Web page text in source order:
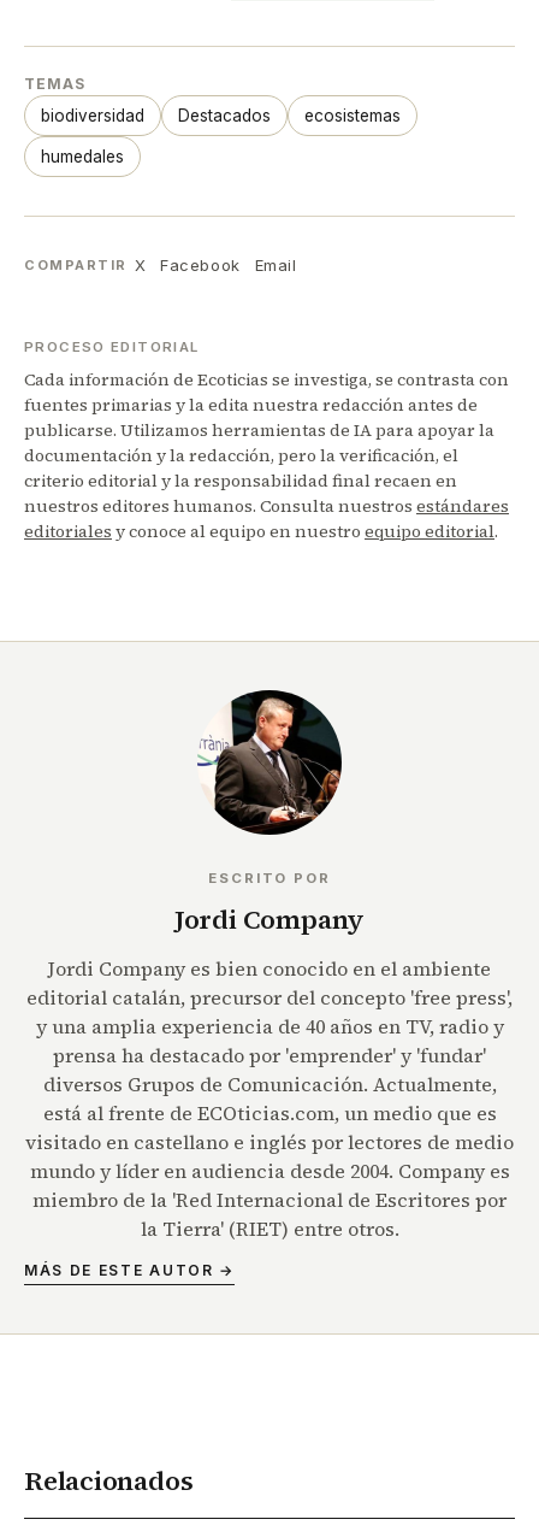
TEMAS
biodiversidad Destacados ecosistemas
humedales
COMPARTIR X Facebook Email
PROCESO EDITORIAL
Cada información de Ecoticias se investiga, se contrasta con
fuentes primarias y la edita nuestra redacción antes de
publicarse. Utilizamos herramientas de IA para apoyar la
documentación y la redacción, pero la verificación, el
criterio editorial y la responsabilidad final recaen en
nuestros editores humanos. Consulta nuestros estándares
editoriales y conoce al equipo en nuestro equipo editorial.
ESCRITO POR
Jordi Company
Jordi Company es bien conocido en el ambiente
editorial catalán, precursor del concepto 'free press',
y una amplia experiencia de 40 años en TV, radio y
prensa ha destacado por 'emprender' y 'fundar'
diversos Grupos de Comunicación. Actualmente,
está al frente de ECOticias.com, un medio que es
visitado en castellano e inglés por lectores de medio
mundo y líder en audiencia desde 2004. Company es
miembro de la 'Red Internacional de Escritores por
la Tierra' (RIET) entre otros.
MÁS DE ESTE AUTOR →
Relacionados